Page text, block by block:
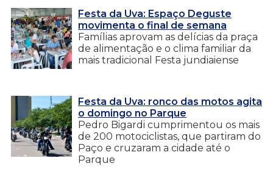
Festa da Uva: Espaço Deguste
movimenta o final de semana
Famílias aprovam as delícias da praça
de alimentação e o clima familiar da
mais tradicional Festa jundiaiense
Festa da Uva: ronco das motos agita
o domingo no Parque
Pedro Bigardi cumprimentou os mais
de 200 motociclistas, que partiram do
Paço e cruzaram a cidade até o
Parque